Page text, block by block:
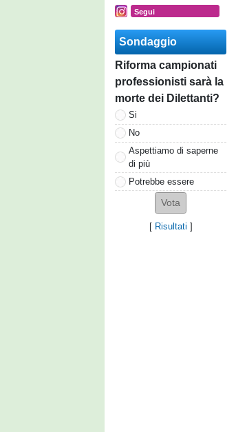
Segui
Sondaggio
Riforma campionati
professionisti sarà la
morte dei Dilettanti?
Si
No
Aspettiamo di saperne
di più
Potrebbe essere
[ Risultati ]